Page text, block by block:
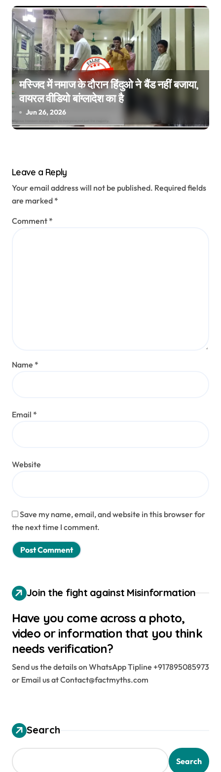
मस्जिद में नमाज के दौरान हिंदुओ ने बैंड नहीं बजाया,
वायरल वीडियो बांग्लादेश का है
Jun 26, 2026
Leave a Reply
Your email address will not be published. Required fields
are marked *
Comment *
Name *
Email *
Website
Save my name, email, and website in this browser for
the next time I comment.
Join the fight against Misinformation
Have you come across a photo,
video or information that you think
needs verification?
Send us the details on WhatsApp Tipline +917895085973
or Email us at Contact@factmyths.com
Search
Search